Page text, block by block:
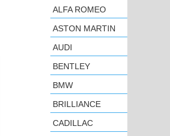
ALFA ROMEO
ASTON MARTIN
AUDI
BENTLEY
BMW
BRILLIANCE
CADILLAC